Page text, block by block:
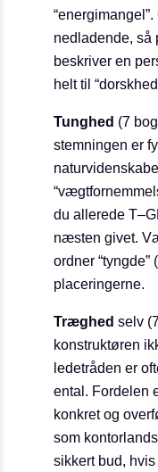
nedladende, så
beskriver en
helt til
Tunghed (7
stemningen er
du allerede
næsten givet.
ordner
placeringerne.
Træghed selv
konstruktøren
ledetråden er
ental. Fordelen
konkret og
som
sikkert bud,